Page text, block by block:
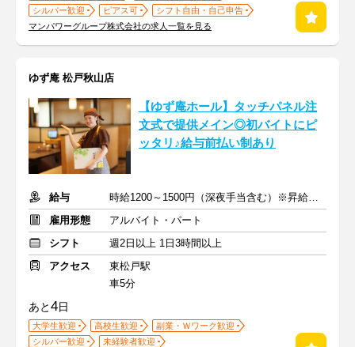
シルバー歓迎
ピアス可
シフト自由・自己申告
マンパワーグループ株式会社の求人一覧を見る
ゆず庵 松戸秋山店
【ゆず庵ホール】タッチパネル注
文式で提供メイン◎初バイトにピ
ッタリ♪給与前払い制あり
給与
時給1200～1500円（深夜手当含む）※昇給は随時あり
雇用形態
アルバイト・パート
シフト
週2日以上 1日3時間以上
アクセス
東松戸駅
車5分
あと4日
大学生歓迎 高校生歓迎
副業・Ｗワーク歓迎
シルバー歓迎
未経験者歓迎